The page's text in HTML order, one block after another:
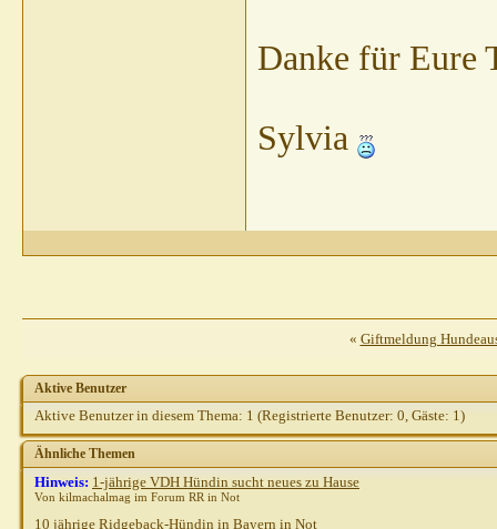
Danke für Eure
Sylvia
« Giftmeldung
Aktive Benutzer
Aktive Benutzer in diesem Thema: 1 (Registrierte Benutzer: 0, Gäste: 1)
Ähnliche Themen
Hinweis: 1-jährige VDH Hündin sucht neues zu Hause
Von kilmachalmag im Forum RR in Not
10 jährige Ridgeback-Hündin in Bayern in Not